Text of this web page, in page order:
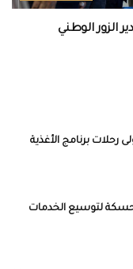
الزور الوطني
رحلات برنامج الأغذية
لتوسيع الخدمات